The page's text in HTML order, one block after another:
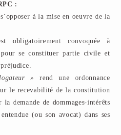
:
à la mise en oeuvre de la
obligatoirement convoquée à
pour se constituer partie civile et
» rend une ordonnance
le recevabilité de la constitution
demande de dommages-intérêts
(ou son avocat) dans ses